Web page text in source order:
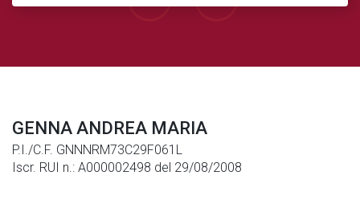
GENNA ANDREA MARIA
P.I./C.F. GNNNRM73C29F061L
Iscr. RUI n.: A000002498 del 29/08/2008